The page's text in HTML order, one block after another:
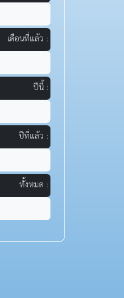
เดือนที่แล้ว :
ปีนี้ :
ปีที่แล้ว :
ทั้งหมด :